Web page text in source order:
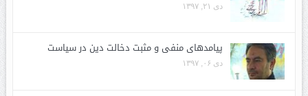
دی ۲۱, ۱۳۹۷
پیامدهای منفی و مثبت دخالت دین در سیاست
دی ۰۶, ۱۳۹۷